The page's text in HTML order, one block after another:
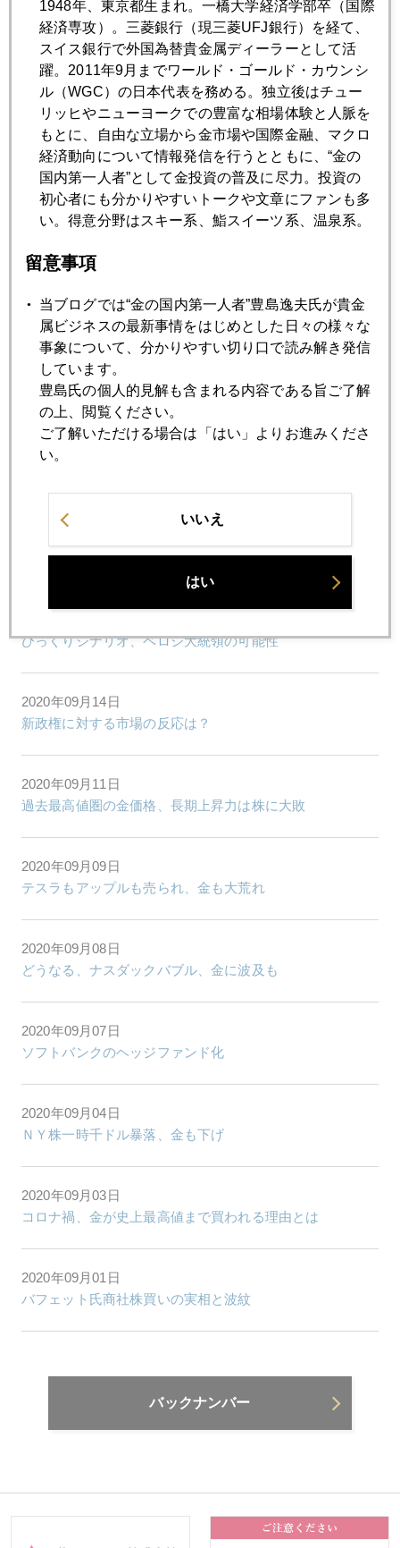
2020年09月28日
デフレヘッジとしての金
2020年09月25日
金、どこまで下がる
2020年09月24日
金、１８５０ドル台まで続落
連休明け、金１９００割れ
2020年09月18日
日本は、やはり肩書社会
2020年09月17日
産経新聞寄稿文
びっくりシナリオ、ペロシ大統領の可能性
2020年09月14日
新政権に対する市場の反応は？
2020年09月11日
過去最高値圏の金価格、長期上昇力は株に大敗
2020年09月09日
テスラもアップルも売られ、金も大荒れ
2020年09月08日
どうなる、ナスダックバブル、金に波及も
2020年09月07日
ソフトバンクのヘッジファンド化
2020年09月04日
ＮＹ株一時千ドル暴落、金も下げ
2020年09月03日
コロナ禍、金が史上最高値まで買われる理由とは
2020年09月01日
バフェット氏商社株買いの実相と波紋
バックナンバー
1948年、東京都生まれ。一橋大学経済学部卒（国際
経済専攻）。三菱銀行（現三菱UFJ銀行）を経て、
スイス銀行で外国為替貴金属ディーラーとして活
躍。2011年9月までワールド・ゴールド・カウンシ
ル（WGC）の日本代表を務める。独立後はチュー
リッヒやニューヨークでの豊富な相場体験と人脈を
もとに、自由な立場から金市場や国際金融、マクロ
経済動向について情報発信を行うとともに、“金の
国内第一人者”として金投資の普及に尽力。投資の
初心者にも分かりやすいトークや文章にファンも多
い。得意分野はスキー系、鮨スイーツ系、温泉系。
留意事項
当ブログでは“金の国内第一人者”豊島逸夫氏が貴金
属ビジネスの最新事情をはじめとした日々の様々な
事象について、分かりやすい切り口で読み解き発信
しています。
豊島氏の個人的見解も含まれる内容である旨ご了解
の上、閲覧ください。
ご了解いただける場合は「はい」よりお進みくださ
い。
いいえ
はい